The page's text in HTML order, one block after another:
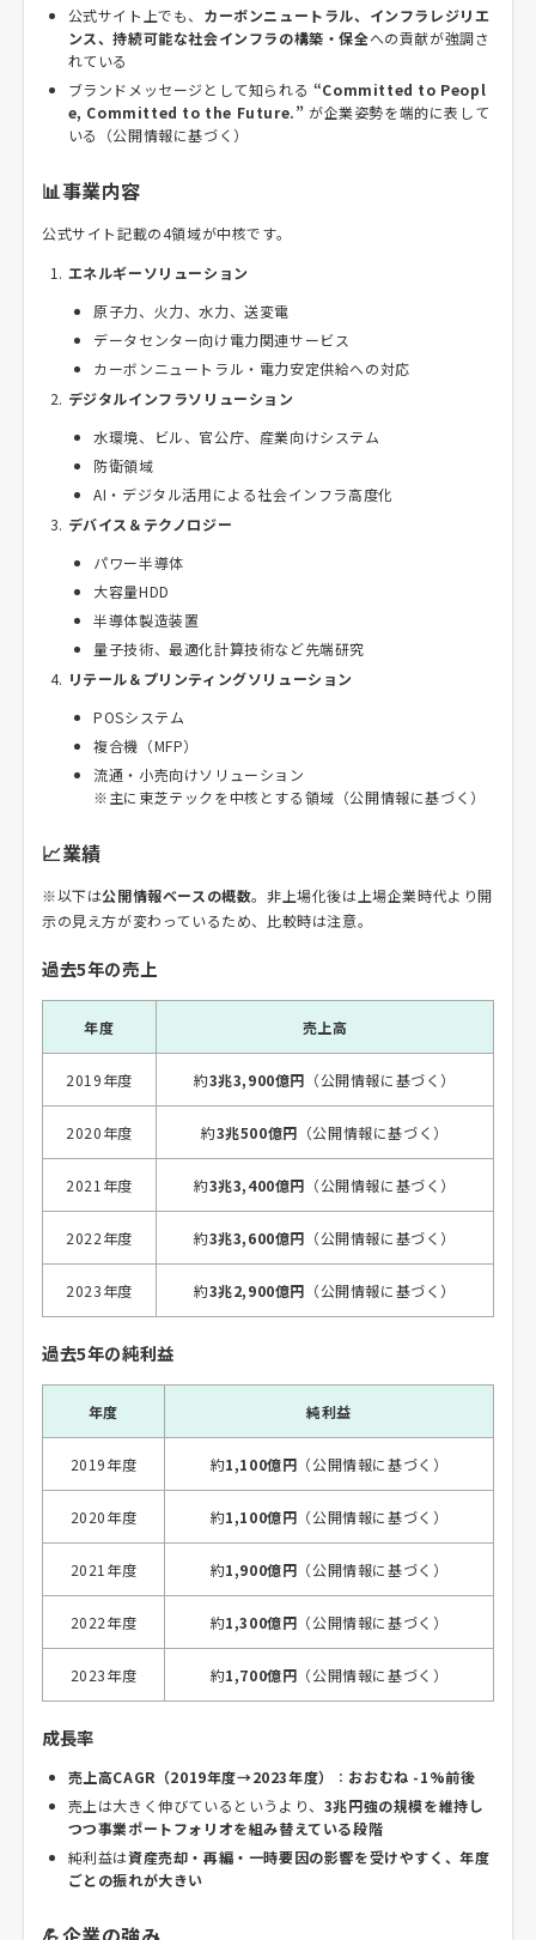
公式サイト上でも、 カーボンニュートラル、インフラレジリエ
ンス、持続可能な社会インフラの構築・保全への貢献が強調さ
れている
ブランドメッセージとして知られる “Committed to Peopl
e, Committed to the Future.” が企業姿勢を端的に表して
いる（公開情報に基づく）
📊事業内容
公式サイト記載の4領域が中核です。
エネルギーソリューション
原子力、火力、水力、送変電
データセンター向け電力関連サービス
カーボンニュートラル・電力安定供給への対応
デジタルインフラソリューション
水環境、ビル、官公庁、産業向けシステム
防衛領域
AI・デジタル活用による社会インフラ高度化
デバイス＆テクノロジー
パワー半導体
大容量HDD
半導体製造装置
量子技術、最適化計算技術など先端研究
リテール＆プリンティングソリューション
POSシステム
複合機（MFP）
流通・小売向けソリューション
※主に東芝テックを中核とする領域（公開情報に基づく）
📈業績
※以下は公開情報ベースの概数。非上場化後は上場企業時代より開
示の見え方が変わっているため、比較時は注意。
過去5年の売上
年度 売上高
2019年度 約3兆3,900億円 （公開情報に基づく）
2020年度 約3兆500億円 （公開情報に基づく）
2021年度 約3兆3,400億円 （公開情報に基づく）
2022年度 約3兆3,600億円 （公開情報に基づく）
2023年度 約3兆2,900億円 （公開情報に基づく）
過去5年の純利益
年度 純利益
2019年度 約1,100億円 （公開情報に基づく）
2020年度 約1,100億円 （公開情報に基づく）
2021年度 約1,900億円 （公開情報に基づく）
2022年度 約1,300億円 （公開情報に基づく）
2023年度 約1,700億円 （公開情報に基づく）
成長率
売上高CAGR（2019年度→2023年度） ： おおむね -1%前後
売上は大きく伸びているというより、 3兆円強の規模を維持し
つつ事業ポートフォリオを組み替えている段階
純利益は資産売却・再編・一時要因の影響を受けやすく、年度
ごとの振れが大きい